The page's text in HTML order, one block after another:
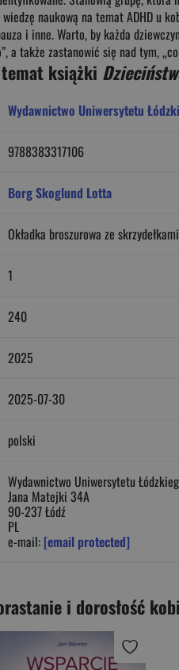
naukową na temat ADHD
i inne. Warto, by każda
a także zastanowić się nad tym,
książki
Wydawnictwo Uniwersytetu
9788383317106
Borg Skoglund Lotta
Okładka broszurowa ze skrzydełkami
1
240
2025
2025-07-30
polski
Wydawnictwo Uniwersytetu
Jana Matejki 34A
90-237 Łódź
PL
e-mail: [email protected]
i dorosłość